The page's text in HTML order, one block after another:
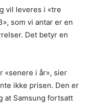
vil leveres i «tre
som vi antar er en
Det betyr en
«senere i år», sier
ikke prisen. Den er
at Samsung fortsatt